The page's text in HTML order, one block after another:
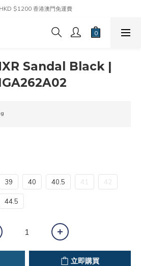
$1200 香港澳門免運費
Sandal Black |
39 40 40.5 41 42
44.5
立即購買